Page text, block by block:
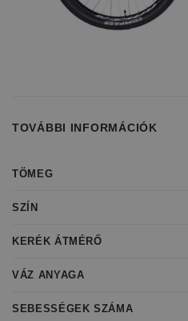
TOVÁBBI INFORMÁCIÓK
TÖMEG
SZÍN
KERÉK ÁTMÉRŐ
VÁZ ANYAGA
SEBESSÉGEK SZÁMA